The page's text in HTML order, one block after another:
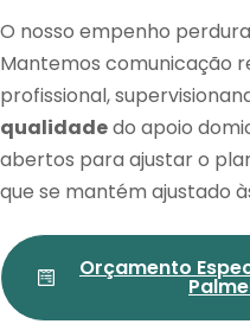
O nosso empenho
Mantemos comunicação
profissional,
qualidadedo apoio
abertos para ajustar o
que se mantém ajustado
Orçamento